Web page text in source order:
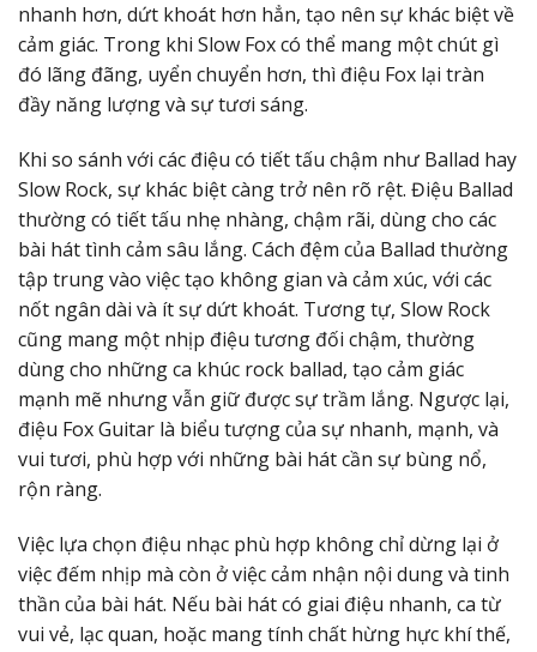
nhanh hơn, dứt khoát hơn hẳn, tạo nên sự khác biệt về
cảm giác. Trong khi Slow Fox có thể mang một chút gì
đó lãng đãng, uyển chuyển hơn, thì điệu Fox lại tràn
đầy năng lượng và sự tươi sáng.
Khi so sánh với các điệu có tiết tấu chậm như Ballad hay
Slow Rock, sự khác biệt càng trở nên rõ rệt. Điệu Ballad
thường có tiết tấu nhẹ nhàng, chậm rãi, dùng cho các
bài hát tình cảm sâu lắng. Cách đệm của Ballad thường
tập trung vào việc tạo không gian và cảm xúc, với các
nốt ngân dài và ít sự dứt khoát. Tương tự, Slow Rock
cũng mang một nhịp điệu tương đối chậm, thường
dùng cho những ca khúc rock ballad, tạo cảm giác
mạnh mẽ nhưng vẫn giữ được sự trầm lắng. Ngược lại,
điệu Fox Guitar là biểu tượng của sự nhanh, mạnh, và
vui tươi, phù hợp với những bài hát cần sự bùng nổ,
rộn ràng.
Việc lựa chọn điệu nhạc phù hợp không chỉ dừng lại ở
việc đếm nhịp mà còn ở việc cảm nhận nội dung và tinh
thần của bài hát. Nếu bài hát có giai điệu nhanh, ca từ
vui vẻ, lạc quan, hoặc mang tính chất hừng hực khí thế,